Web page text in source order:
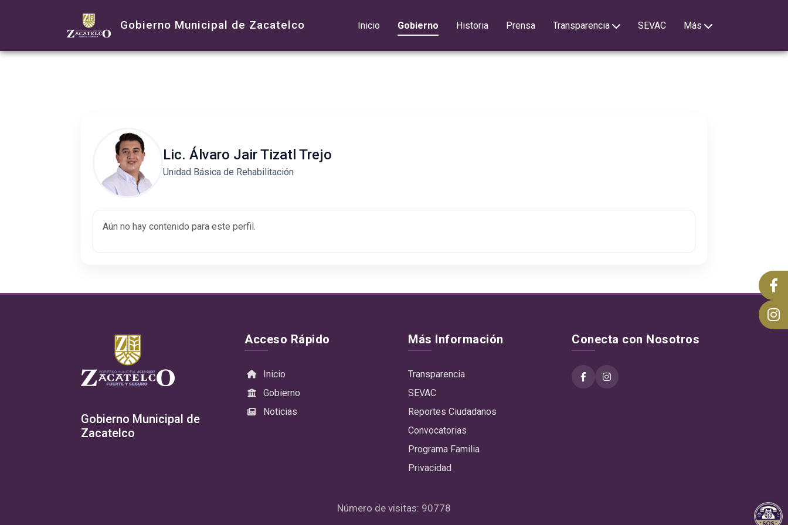
Gobierno Municipal de Zacatelco Inicio Gobierno Historia Prensa Transparencia SEVAC Más
Lic. Álvaro Jair Tizatl Trejo
Unidad Básica de Rehabilitación
Aún no hay contenido para este perfil.
Gobierno Municipal de
Zacatelco
Acceso Rápido
Inicio
Gobierno
Noticias
Más Información
Transparencia
SEVAC
Reportes Ciudadanos
Convocatorias
Programa Familia
Privacidad
Conecta con Nosotros
Número de visitas: 90778